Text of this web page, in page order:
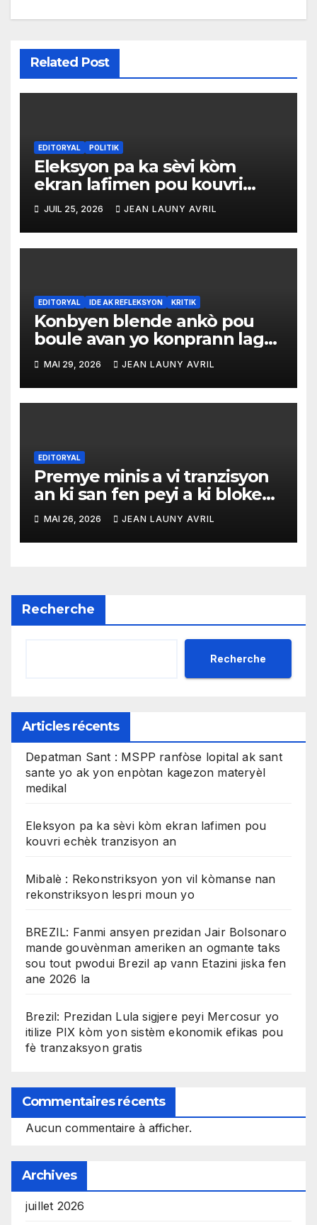
Related Post
EDITORYAL POLITIK
Eleksyon pa ka sèvi kòm
ekran lafimen pou kouvri
echèk tranzisyon an
JUIL 25, 2026 JEAN LAUNY AVRIL
EDITORYAL IDE AK REFLEKSYON KRITIK
Konbyen blende ankò pou
boule avan yo konprann lagè
sa pa ka kontinye konsa
MAI 29, 2026 JEAN LAUNY AVRIL
EDITORYAL
Premye minis a vi tranzisyon
an ki san fen peyi a ki bloke
nan menm sik la
MAI 26, 2026 JEAN LAUNY AVRIL
Recherche
Recherche
Articles récents
Depatman Sant : MSPP ranfòse lopital ak sant
sante yo ak yon enpòtan kagezon materyèl
medikal
Eleksyon pa ka sèvi kòm ekran lafimen pou
kouvri echèk tranzisyon an
Mibalè : Rekonstriksyon yon vil kòmanse nan
rekonstriksyon lespri moun yo
BREZIL: Fanmi ansyen prezidan Jair Bolsonaro
mande gouvènman ameriken an ogmante taks
sou tout pwodui Brezil ap vann Etazini jiska fen
ane 2026 la
Brezil: Prezidan Lula sigjere peyi Mercosur yo
itilize PIX kòm yon sistèm ekonomik efikas pou
fè tranzaksyon gratis
Commentaires récents
Aucun commentaire à afficher.
Archives
juillet 2026